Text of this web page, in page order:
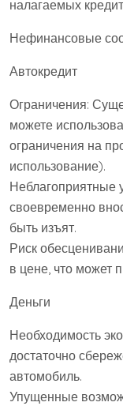
налагаемых
Нефинансовые
Автокредит
Ограничения:
можете
ограничения на
использование).
Неблагоприятные
своевременно
быть изъят.
Риск
в цене, что может
Деньги
Необходимость
достаточно
автомобиль.
Упущенные